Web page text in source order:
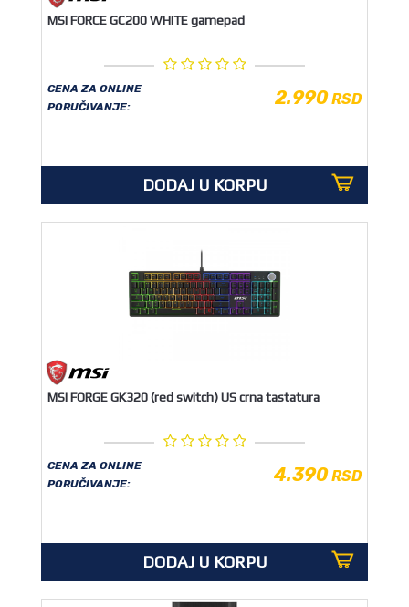
MSI FORCE GC200 WHITE gamepad
CENA ZA ONLINE
PORUČIVANJE:
2.990RSD
DODAJ U KORPU
MSI FORGE GK320 (red switch) US crna tastatura
CENA ZA ONLINE
PORUČIVANJE:
4.390RSD
DODAJ U KORPU